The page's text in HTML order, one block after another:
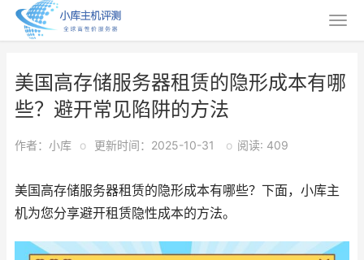
美国高存储服务器租赁的隐形成本有哪
些？避开常见陷阱的方法
作者：小库 o 更新时间：2025-10-31 o 阅读: 409
美国高存储服务器租赁的隐形成本有哪些？下面，小库主
机为您分享避开租赁隐性成本的方法。